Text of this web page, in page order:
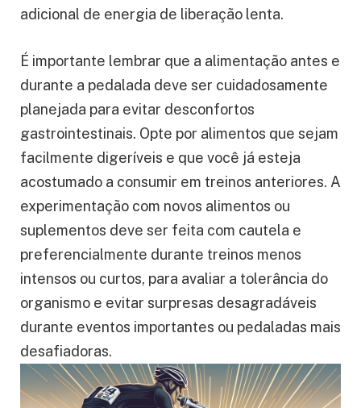
adicional de energia de liberação lenta.
É importante lembrar que a alimentação antes e
durante a pedalada deve ser cuidadosamente
planejada para evitar desconfortos
gastrointestinais. Opte por alimentos que sejam
facilmente digeríveis e que você já esteja
acostumado a consumir em treinos anteriores. A
experimentação com novos alimentos ou
suplementos deve ser feita com cautela e
preferencialmente durante treinos menos
intensos ou curtos, para avaliar a tolerância do
organismo e evitar surpresas desagradáveis
durante eventos importantes ou pedaladas mais
desafiadoras.